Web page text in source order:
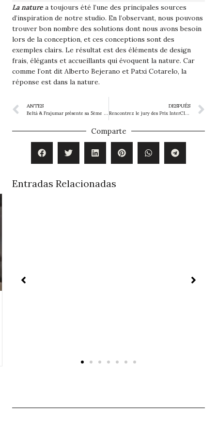
La naturea toujours été l’une des principales sources
d’inspiration de notre studio. En l’observant, nous pouvons
trouver bon nombre des solutions dont nous avons besoin
lors de la conception, et ces conceptions sont des
exemples clairs. Le résultat est des éléments de design
frais, élégants et accueillants qui évoquent la nature. Car
comme l’ont dit Alberto Bejerano et Patxi Cotarelo, la
réponse est dans la nature.
ANTES Beltá & Frajumar présente sa 5ème édition des InterCIDEC Interior Design Awards DESPUÉS
Rencontrez le jury des Prix InterCIDEC Design d’intérieur 2020 !
Comparte
Entradas Relacionadas
Dans un hôtel de charme, le